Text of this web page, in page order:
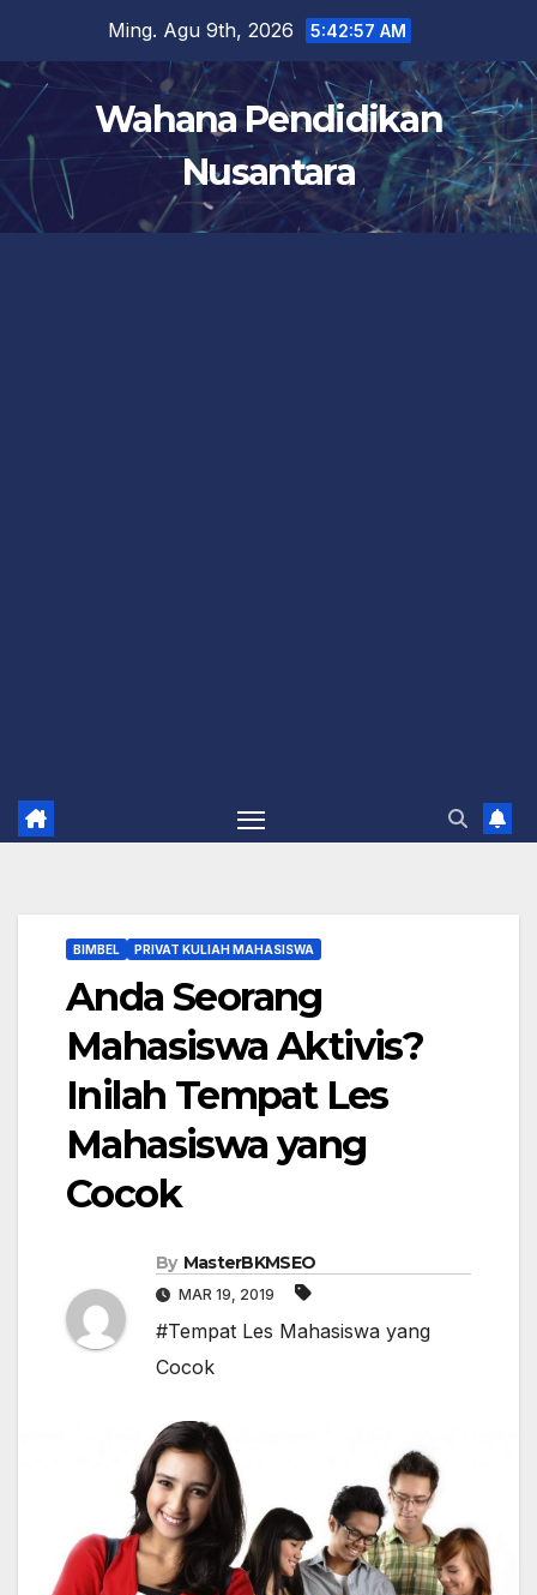
content
Ming. Agu 9th, 2026 5:42:58 AM
Wahana Pendidikan
Nusantara
BIMBEL PRIVAT KULIAH MAHASISWA
Anda Seorang
Mahasiswa Aktivis?
Inilah Tempat Les
Mahasiswa yang
Cocok
By MasterBKMSEO
MAR 19, 2019
#Tempat Les Mahasiswa yang
Cocok